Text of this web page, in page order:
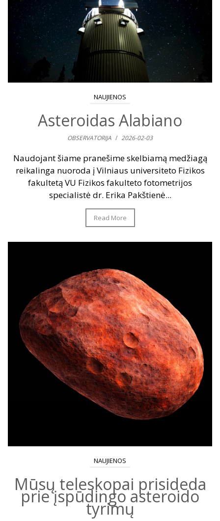
NAUJIENOS
Asteroidas Alabiano
OBSERVATORIJA / 2026-02-03
Naudojant šiame pranešime skelbiamą medžiagą
reikalinga nuoroda į Vilniaus universiteto Fizikos
fakultetą VU Fizikos fakulteto fotometrijos
specialistė dr. Erika Pakštienė...
Read More
NAUJIENOS
Mūsų teleskopai prisideda
prie įspūdingo asteroido
tyrimų